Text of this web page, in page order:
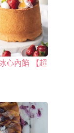
心內餡 【超